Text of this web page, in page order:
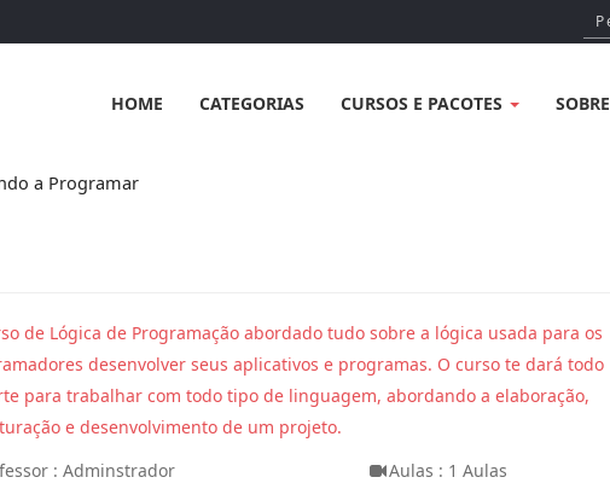
HOME CATEGORIAS CURSOS E PACOTES SOBRE
a Programar
de Lógica de Programação abordado tudo sobre a lógica usada para os
desenvolver seus aplicativos e programas. O curso te dará todo
para trabalhar com todo tipo de linguagem, abordando a elaboração,
e desenvolvimento de um projeto.
: Adminstrador
Aulas : 1 Aulas